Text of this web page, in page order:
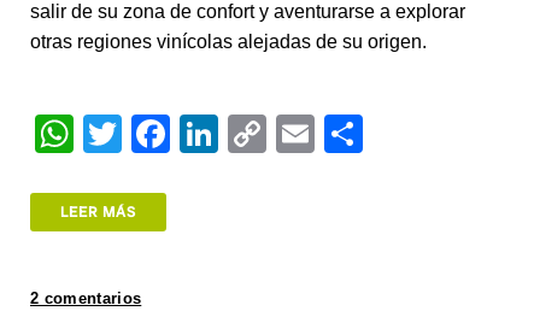
salir de su zona de confort y aventurarse a explorar
otras regiones vinícolas alejadas de su origen.
W
at
A
T
tt
F
Li
C
E
LEER MÁS
2 comentarios